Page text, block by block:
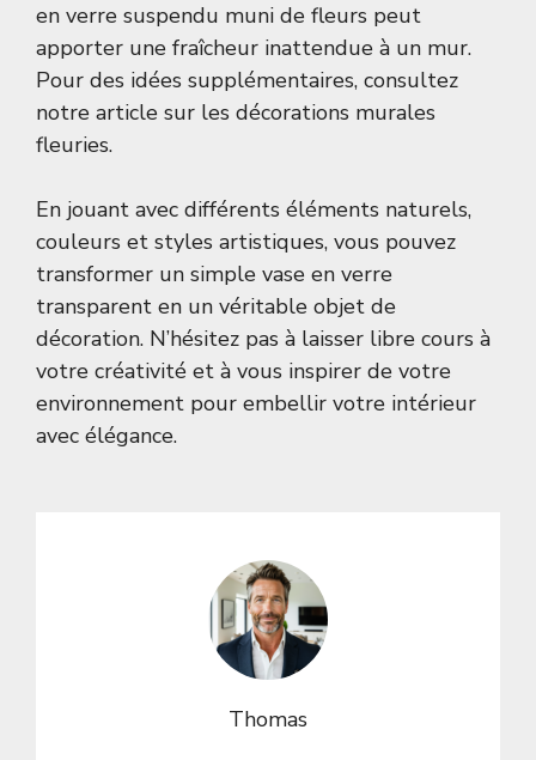
en verre suspendu muni de fleurs peut
apporter une fraîcheur inattendue à un mur.
Pour des idées supplémentaires, consultez
notre article sur les décorations murales
fleuries.
En jouant avec différents éléments naturels,
couleurs et styles artistiques, vous pouvez
transformer un simple vase en verre
transparent en un véritable objet de
décoration. N’hésitez pas à laisser libre cours à
votre créativité et à vous inspirer de votre
environnement pour embellir votre intérieur
avec élégance.
Thomas